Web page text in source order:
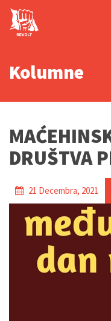
Kolumne
DRUŠTVA
21 Decembra, 2021